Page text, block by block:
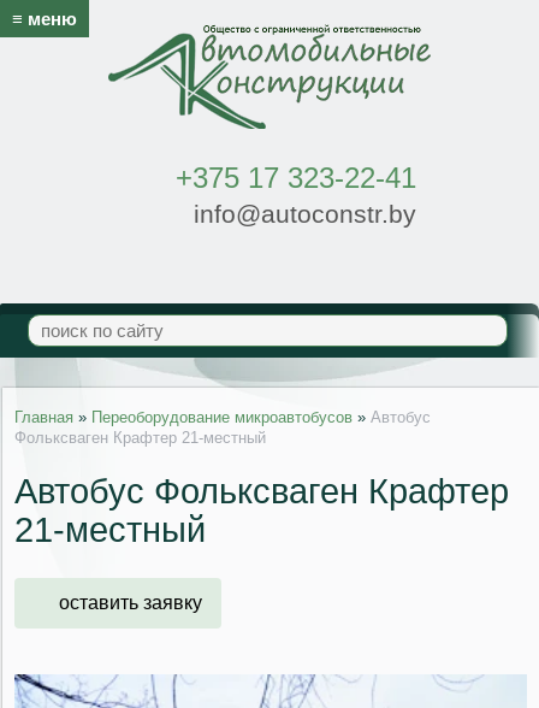
≡ меню
+375 17 323-22-41
info@autoconstr.by
Главная » Переоборудование микроавтобусов » Автобус
Фольксваген Крафтер 21-местный
Автобус Фольксваген Крафтер
21-местный
оставить заявку